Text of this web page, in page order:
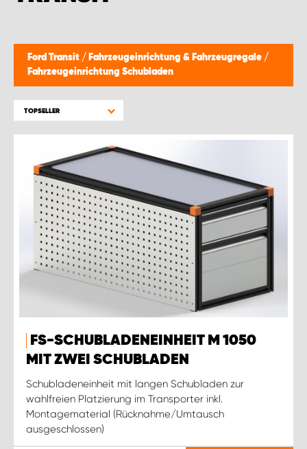
Ford Transit / Fahrzeugeinrichtung & Fahrzeugregale /
Fahrzeugeinrichtung Schubladen
TOPSELLER
FS-SCHUBLADENEINHEIT M 1050
MIT ZWEI SCHUBLADEN
Schubladeneinheit mit langen Schubladen zur
wahlfreien Platzierung im Transporter inkl.
Montagematerial (Rücknahme/Umtausch
ausgeschlossen)
MONTAGEPARTNER WIEN 1230
SCHAURAUM ÖSTERREICH